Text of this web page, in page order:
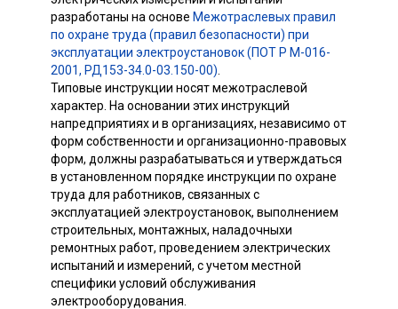
разработаны на основе Межотраслевых правил
по охране труда (правил безопасности) при
эксплуатации электроустановок (ПОТ Р М-016-
2001, РД153-34.0-03.150-00)
Типовые инструкции носят межотраслевой
характер. На основании этих инструкций
напредприятиях и в организациях, независимо от
форм собственности и организационно-правовых
форм, должны разрабатываться и утверждаться
в установленном порядке инструкции по охране
труда для работников, связанных с
эксплуатацией электроустановок, выполнением
строительных, монтажных, наладочныхи
ремонтных работ, проведением электрических
испытаний и измерений, с учетом местной
специфики условий обслуживания
электрооборудования.